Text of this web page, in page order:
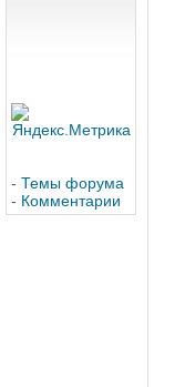
- Темы форума
- Комментарии